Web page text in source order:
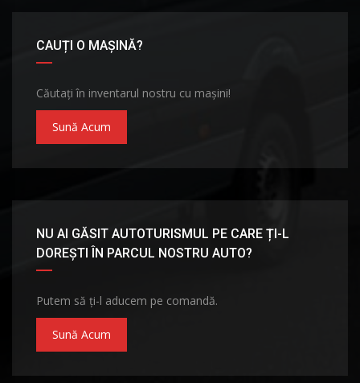
CAUȚI O MAȘINĂ?
Căutați în inventarul nostru cu mașini!
Sună Acum
NU AI GĂSIT AUTOTURISMUL PE CARE ȚI-L
DOREȘTI ÎN PARCUL NOSTRU AUTO?
Putem să ți-l aducem pe comandă.
Sună Acum